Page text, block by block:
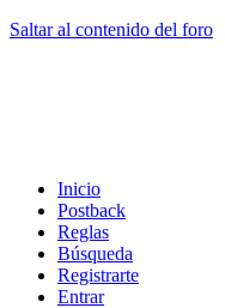
Saltar al contenido del foro
Inicio
Postback
Reglas
Búsqueda
Registrarte
Entrar